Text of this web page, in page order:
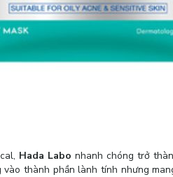
Hada Labo nhanh chóng trở
thành phần lành tính nhưng